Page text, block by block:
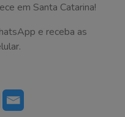
em Santa Catarina!
e receba as